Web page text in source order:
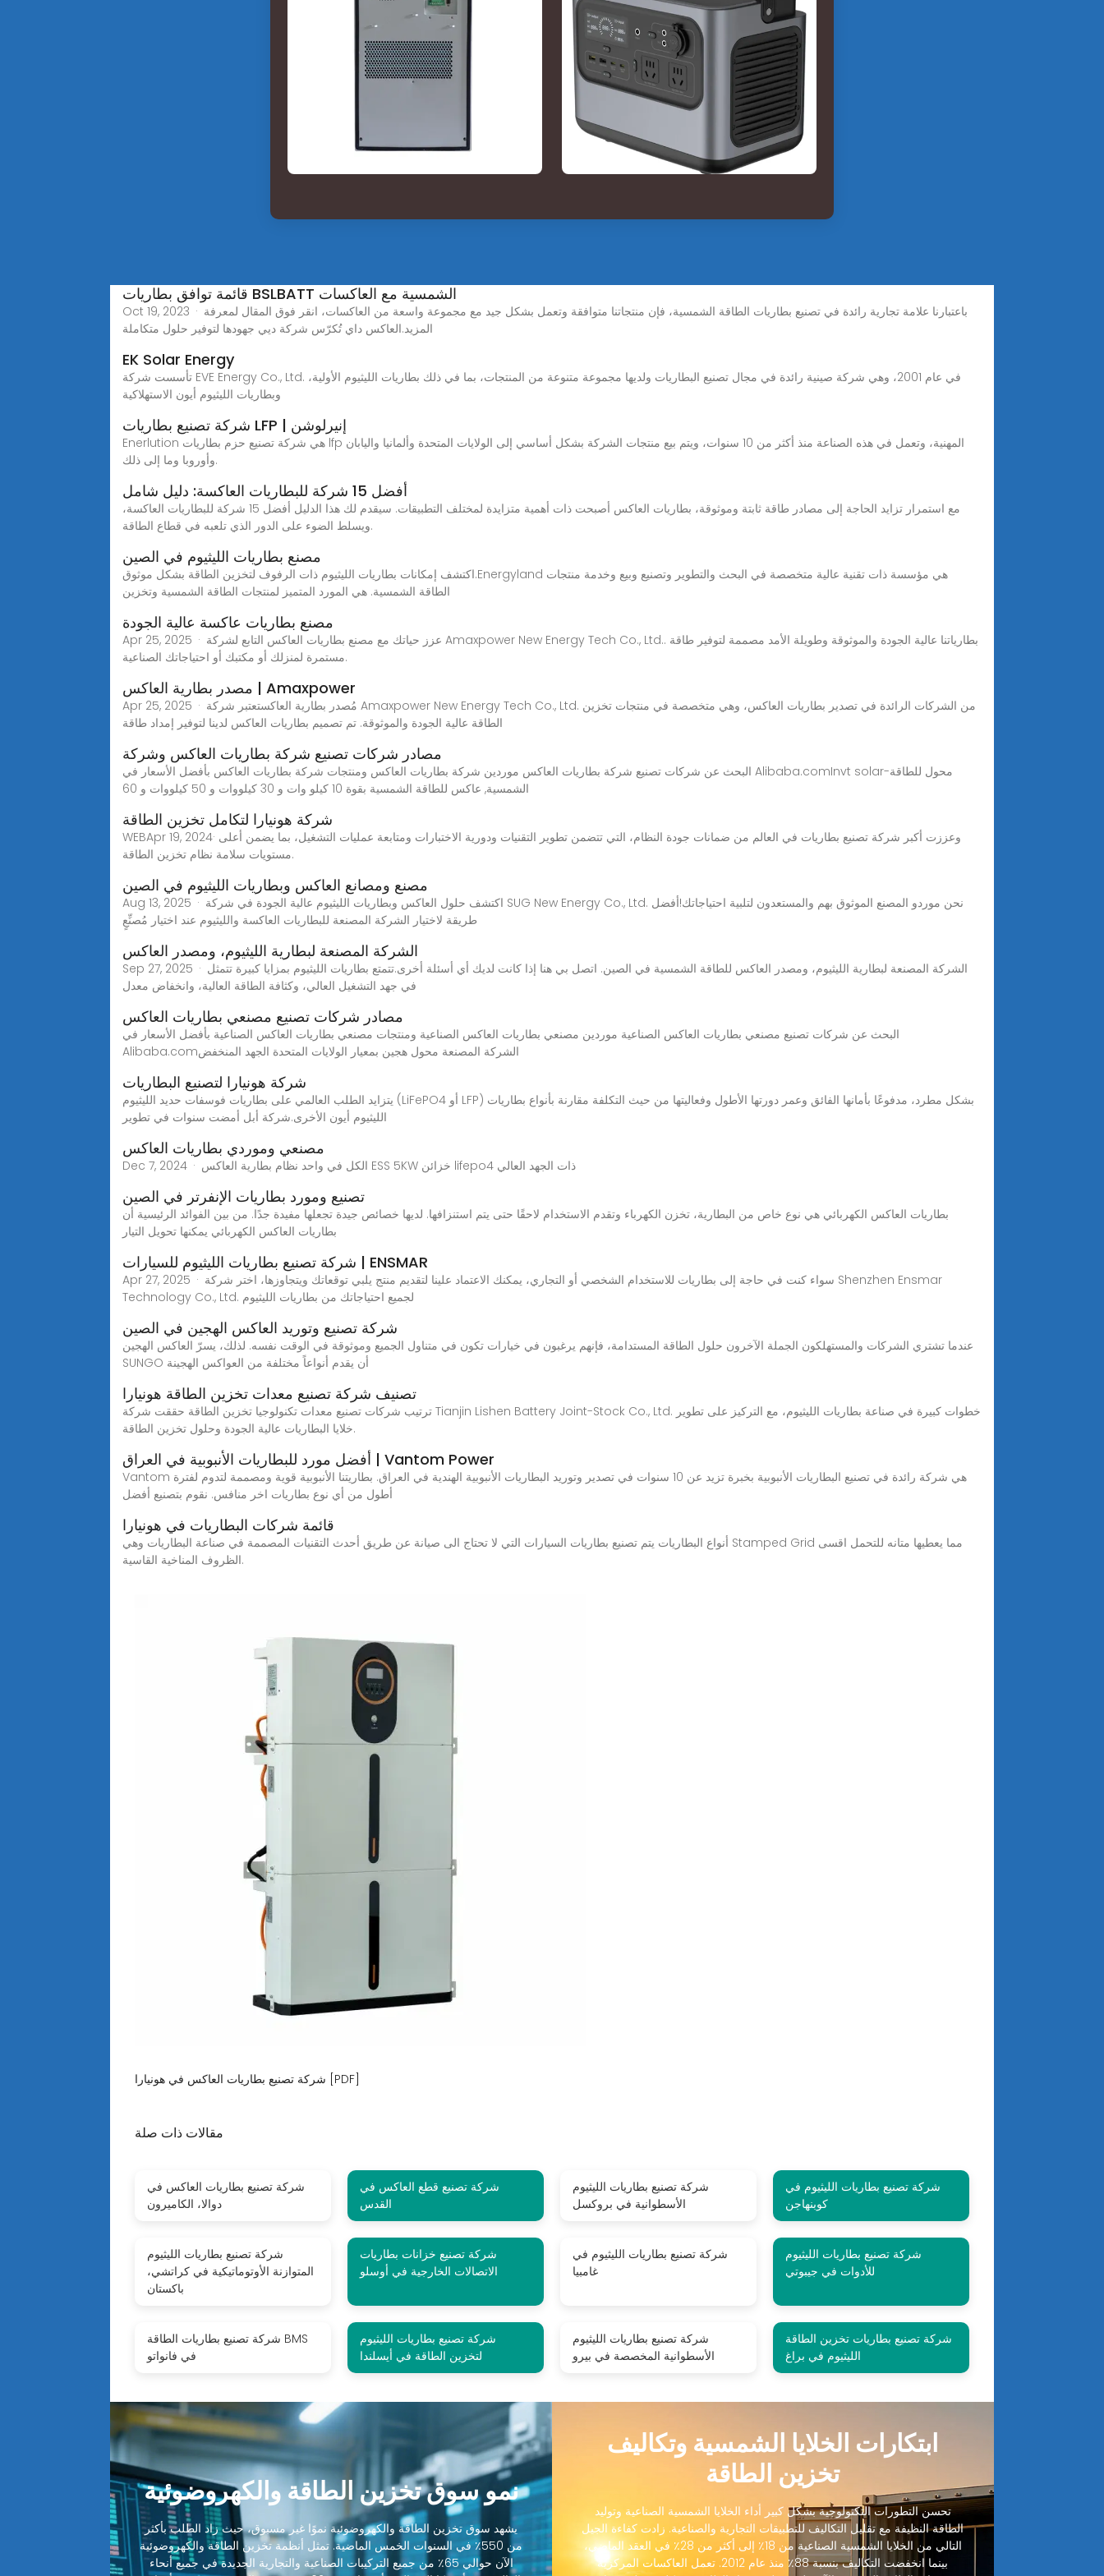
قائمة توافق بطاريات BSLBATT الشمسية مع العاكسات
Oct 19, 2023 · باعتبارنا علامة تجارية رائدة في تصنيع بطاريات الطاقة الشمسية، فإن منتجاتنا متوافقة وتعمل بشكل جيد مع مجموعة واسعة من العاكسات، انقر فوق المقال لمعرفة
المزيد.العاكس داي تُكرّس شركة ديي جهودها لتوفير حلول متكاملة
EK Solar Energy
تأسست شركة EVE Energy Co., Ltd. في عام 2001، وهي شركة صينية رائدة في مجال تصنيع البطاريات ولديها مجموعة متنوعة من المنتجات، بما في ذلك بطاريات الليثيوم الأولية،
وبطاريات الليثيوم أيون الاستهلاكية
شركة تصنيع بطاريات LFP | إنيرلوشن
Enerlution هي شركة تصنيع حزم بطاريات lfp المهنية، وتعمل في هذه الصناعة منذ أكثر من 10 سنوات، ويتم بيع منتجات الشركة بشكل أساسي إلى الولايات المتحدة وألمانيا واليابان
وأوروبا وما إلى ذلك.
أفضل 15 شركة للبطاريات العاكسة: دليل شامل
مع استمرار تزايد الحاجة إلى مصادر طاقة ثابتة وموثوقة، بطاريات العاكس أصبحت ذات أهمية متزايدة لمختلف التطبيقات. سيقدم لك هذا الدليل أفضل 15 شركة للبطاريات العاكسة،
ويسلط الضوء على الدور الذي تلعبه في قطاع الطاقة.
مصنع بطاريات الليثيوم في الصين
اكتشف إمكانات بطاريات الليثيوم ذات الرفوف لتخزين الطاقة بشكل موثوق.Energyland هي مؤسسة ذات تقنية عالية متخصصة في البحث والتطوير وتصنيع وبيع وخدمة منتجات
الطاقة الشمسية. هي المورد المتميز لمنتجات الطاقة الشمسية وتخزين
مصنع بطاريات عاكسة عالية الجودة
Apr 25, 2025 · عزز حياتك مع مصنع بطاريات العاكس التابع لشركة Amaxpower New Energy Tech Co., Ltd.. بطارياتنا عالية الجودة والموثوقة وطويلة الأمد مصممة لتوفير طاقة
مستمرة لمنزلك أو مكتبك أو احتياجاتك الصناعية.
مصدر بطارية العاكس | Amaxpower
Apr 25, 2025 · مُصدر بطارية العاكستعتبر شركة Amaxpower New Energy Tech Co., Ltd. من الشركات الرائدة في تصدير بطاريات العاكس، وهي متخصصة في منتجات تخزين
الطاقة عالية الجودة والموثوقة. تم تصميم بطاريات العاكس لدينا لتوفير إمداد طاقة
مصادر شركات تصنيع شركة بطاريات العاكس وشركة
البحث عن شركات تصنيع شركة بطاريات العاكس موردين شركة بطاريات العاكس ومنتجات شركة بطاريات العاكس بأفضل الأسعار في Alibaba.comInvt solar-محول للطاقة
الشمسية, عاكس للطاقة الشمسية بقوة 10 كيلو وات و 30 كيلووات و 50 كيلووات و 60
شركة هونيارا لتكامل تخزين الطاقة
WEBApr 19, 2024· وعززت أكبر شركة تصنيع بطاريات في العالم من ضمانات جودة النظام، التي تتضمن تطوير التقنيات ودورية الاختبارات ومتابعة عمليات التشغيل، بما يضمن أعلى
مستويات سلامة نظام تخزين الطاقة.
مصنع ومصانع العاكس وبطاريات الليثيوم في الصين
Aug 13, 2025 · اكتشف حلول العاكس وبطاريات الليثيوم عالية الجودة في شركة SUG New Energy Co., Ltd. نحن موردو المصنع الموثوق بهم والمستعدون لتلبية احتياجاتك!أفضل
طريقة لاختيار الشركة المصنعة للبطاريات العاكسة والليثيوم عند اختيار مُصنِّعٍ
الشركة المصنعة لبطارية الليثيوم، ومصدر العاكس
Sep 27, 2025 · الشركة المصنعة لبطارية الليثيوم، ومصدر العاكس للطاقة الشمسية في الصين. اتصل بي هنا إذا كانت لديك أي أسئلة أخرى.تتمتع بطاريات الليثيوم بمزايا كبيرة تتمثل
في جهد التشغيل العالي، وكثافة الطاقة العالية، وانخفاض معدل
مصادر شركات تصنيع مصنعي بطاريات العاكس
البحث عن شركات تصنيع مصنعي بطاريات العاكس الصناعية موردين مصنعي بطاريات العاكس الصناعية ومنتجات مصنعي بطاريات العاكس الصناعية بأفضل الأسعار في
Alibaba.comالشركة المصنعة محول هجين بمعيار الولايات المتحدة الجهد المنخفض
شركة هونيارا لتصنيع البطاريات
يتزايد الطلب العالمي على بطاريات فوسفات حديد الليثيوم (LiFePO4 أو LFP) بشكل مطرد، مدفوعًا بأمانها الفائق وعمر دورتها الأطول وفعاليتها من حيث التكلفة مقارنة بأنواع بطاريات
الليثيوم أيون الأخرى.شركة أبل أمضت سنوات في تطوير
مصنعي وموردي بطاريات العاكس
Dec 7, 2024 · الكل في واحد نظام بطارية العاكس ESS 5KW خزائن lifepo4 ذات الجهد العالي
تصنيع ومورد بطاريات الإنفرتر في الصين
بطاريات العاكس الكهربائي هي نوع خاص من البطارية، تخزن الكهرباء وتقدم الاستخدام لاحقًا حتى يتم استنزافها. لديها خصائص جيدة تجعلها مفيدة جدًا. من بين الفوائد الرئيسية أن
بطاريات العاكس الكهربائي يمكنها تحويل التيار
شركة تصنيع بطاريات الليثيوم للسيارات | ENSMAR
Apr 27, 2025 · سواء كنت في حاجة إلى بطاريات للاستخدام الشخصي أو التجاري، يمكنك الاعتماد علينا لتقديم منتج يلبي توقعاتك ويتجاوزها، اختر شركة Shenzhen Ensmar
Technology Co., Ltd. لجميع احتياجاتك من بطاريات الليثيوم
شركة تصنيع وتوريد العاكس الهجين في الصين
عندما تشتري الشركات والمستهلكون الجملة الآخرون حلول الطاقة المستدامة، فإنهم يرغبون في خيارات تكون في متناول الجميع وموثوقة في الوقت نفسه. لذلك، يسرّ العاكس الهجين
SUNGO أن يقدم أنواعاً مختلفة من العواكس الهجينة
تصنيف شركة تصنيع معدات تخزين الطاقة هونيارا
ترتيب شركات تصنيع معدات تكنولوجيا تخزين الطاقة حققت شركة Tianjin Lishen Battery Joint-Stock Co., Ltd. خطوات كبيرة في صناعة بطاريات الليثيوم، مع التركيز على تطوير
خلايا البطاريات عالية الجودة وحلول تخزين الطاقة.
أفضل مورد للبطاريات الأنبوبية في العراق | Vantom Power
Vantom هي شركة رائدة في تصنيع البطاريات الأنبوبية بخبرة تزيد عن 10 سنوات في تصدير وتوريد البطاريات الأنبوبية الهندية في العراق. بطاريتنا الأنبوبية قوية ومصممة لتدوم لفترة
أطول من أي نوع بطاريات اخر منافس. نقوم بتصنيع أفضل
قائمة شركات البطاريات في هونيارا
أنواع البطاريات يتم تصنيع بطاريات السيارات التي لا تحتاج الى صيانة عن طريق أحدث التقنيات المصممة في صناعة البطاريات وهي Stamped Grid مما يعطيها متانه للتحمل اقسى
الظروف المناخية القاسية.
شركة تصنيع بطاريات العاكس في هونيارا [PDF]
مقالات ذات صلة
شركة تصنيع بطاريات العاكس في
دوالا، الكاميرون
شركة تصنيع قطع العاكس في
القدس
شركة تصنيع بطاريات الليثيوم
الأسطوانية في بروكسل
شركة تصنيع بطاريات الليثيوم في
كوبنهاجن
شركة تصنيع بطاريات الليثيوم
المتوازنة الأوتوماتيكية في كراتشي،
باكستان
شركة تصنيع خزانات بطاريات
الاتصالات الخارجية في أوسلو
شركة تصنيع بطاريات الليثيوم في
غامبيا
شركة تصنيع بطاريات الليثيوم
للأدوات في جيبوتي
شركة تصنيع بطاريات الطاقة BMS
في فانواتو
شركة تصنيع بطاريات الليثيوم
لتخزين الطاقة في أيسلندا
شركة تصنيع بطاريات الليثيوم
الأسطوانية المخصصة في بيرو
شركة تصنيع بطاريات تخزين الطاقة
الليثيوم في براغ
نمو سوق تخزين الطاقة والكهروضوئية
يشهد سوق تخزين الطاقة والكهروضوئية نموًا غير مسبوق، حيث زاد الطلب بأكثر
من 550٪ في السنوات الخمس الماضية. تمثل أنظمة تخزين الطاقة والكهروضوئية
الآن حوالي 65٪ من جميع التركيبات الصناعية والتجارية الجديدة في جميع أنحاء
ابتكارات الخلايا الشمسية وتكاليف
تخزين الطاقة
تحسن التطورات التكنولوجية بشكل كبير أداء الخلايا الشمسية الصناعية وتوليد
الطاقة النظيفة مع تقليل التكاليف للتطبيقات التجارية والصناعية. زادت كفاءة الجيل
التالي من الخلايا الشمسية الصناعية من 18٪ إلى أكثر من 28٪ في العقد الماضي،
بينما انخفضت التكاليف بنسبة 88٪ منذ عام 2012. تعمل العاكسات المركزية